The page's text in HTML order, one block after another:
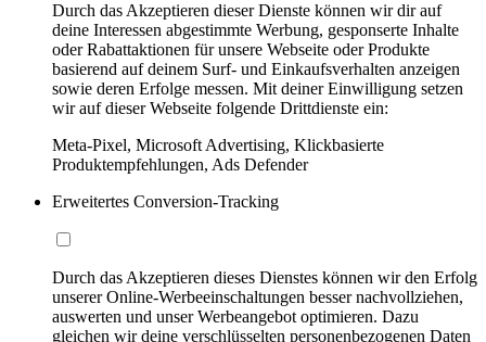
Durch das Akzeptieren dieser Dienste können wir dir auf
deine Interessen abgestimmte Werbung, gesponserte Inhalte
oder Rabattaktionen für unsere Webseite oder Produkte
basierend auf deinem Surf- und Einkaufsverhalten anzeigen
sowie deren Erfolge messen. Mit deiner Einwilligung setzen
wir auf dieser Webseite folgende Drittdienste ein:
Meta-Pixel, Microsoft Advertising, Klickbasierte
Produktempfehlungen, Ads Defender
Erweitertes Conversion-Tracking
Durch das Akzeptieren dieses Dienstes können wir den Erfolg
unserer Online-Werbeeinschaltungen besser nachvollziehen,
auswerten und unser Werbeangebot optimieren. Dazu
gleichen wir deine verschlüsselten personenbezogenen Daten